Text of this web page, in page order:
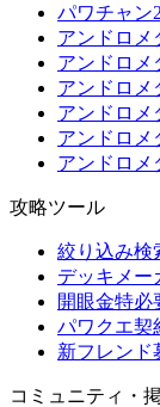
パワチャン
アンドロメ
アンドロメ
アンドロメ
アンドロメ
アンドロメ
アンドロメ
攻略ツール
絞り込み検
デッキメー
開眼金特必
パワクエ契
新フレンド
コミュニティ・